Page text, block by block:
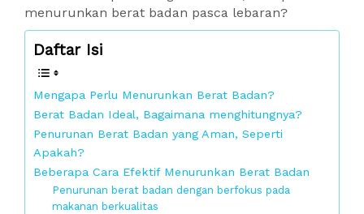
menurunkan berat badan pasca lebaran?
Daftar Isi
Mengapa Perlu Menurunkan Berat Badan?
Berat Badan Ideal, Bagaimana menghitungnya?
Penurunan Berat Badan yang Aman, Seperti
Apakah?
Beberapa Cara Efektif Menurunkan Berat Badan
Penurunan berat badan dengan berfokus pada
makanan berkualitas